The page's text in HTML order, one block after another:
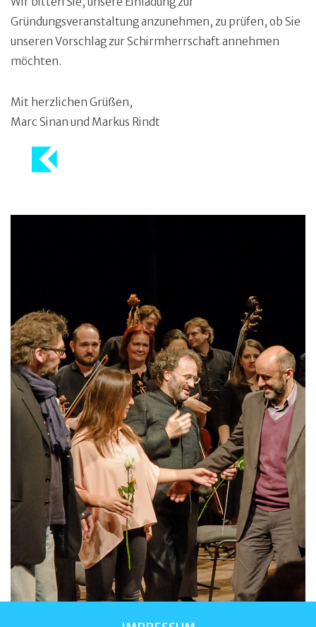
Gründungsveranstaltung anzunehmen, zu prüfen, ob Sie
unseren Vorschlag zur Schirmherrschaft annehmen
möchten.
Mit herzlichen Grüßen,
Marc Sinan und Markus Rindt